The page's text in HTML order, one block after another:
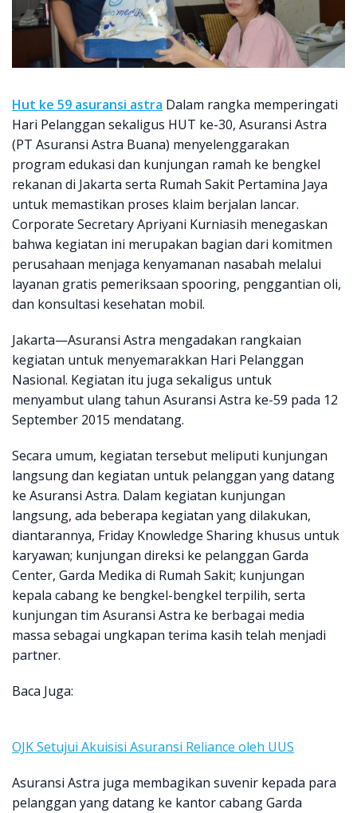
Hut ke 59 asuransi astra Dalam rangka memperingati
Hari Pelanggan sekaligus HUT ke-30, Asuransi Astra
(PT Asuransi Astra Buana) menyelenggarakan
program edukasi dan kunjungan ramah ke bengkel
rekanan di Jakarta serta Rumah Sakit Pertamina Jaya
untuk memastikan proses klaim berjalan lancar.
Corporate Secretary Apriyani Kurniasih menegaskan
bahwa kegiatan ini merupakan bagian dari komitmen
perusahaan menjaga kenyamanan nasabah melalui
layanan gratis pemeriksaan spooring, penggantian oli,
dan konsultasi kesehatan mobil.
Jakarta—Asuransi Astra mengadakan rangkaian
kegiatan untuk menyemarakkan Hari Pelanggan
Nasional. Kegiatan itu juga sekaligus untuk
menyambut ulang tahun Asuransi Astra ke-59 pada 12
September 2015 mendatang.
Secara umum, kegiatan tersebut meliputi kunjungan
langsung dan kegiatan untuk pelanggan yang datang
ke Asuransi Astra. Dalam kegiatan kunjungan
langsung, ada beberapa kegiatan yang dilakukan,
diantarannya, Friday Knowledge Sharing khusus untuk
karyawan; kunjungan direksi ke pelanggan Garda
Center, Garda Medika di Rumah Sakit; kunjungan
kepala cabang ke bengkel-bengkel terpilih, serta
kunjungan tim Asuransi Astra ke berbagai media
massa sebagai ungkapan terima kasih telah menjadi
partner.
Baca Juga:
OJK Setujui Akuisisi Asuransi Reliance oleh UUS
Asuransi Astra juga membagikan suvenir kepada para
pelanggan yang datang ke kantor cabang Garda